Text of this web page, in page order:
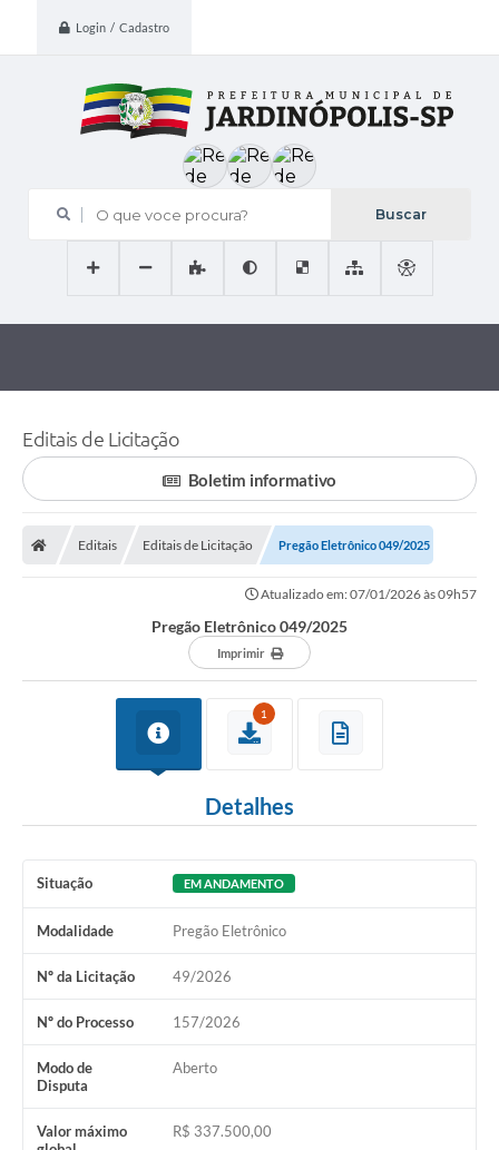
Login / Cadastro
O que voce procura?
Editais de Licitação
Boletim informativo
Editais Editais de Licitação Pregão Eletrônico 049/2025
Atualizado em: 07/01/2026 às 09h57
Pregão Eletrônico 049/2025
Imprimir
1
Detalhes
Situação EM ANDAMENTO
Modalidade Pregão Eletrônico
Nº da Licitação 49/2026
Nº do Processo 157/2026
Modo de
Disputa
Aberto
Valor máximo
R$ 337.500,00